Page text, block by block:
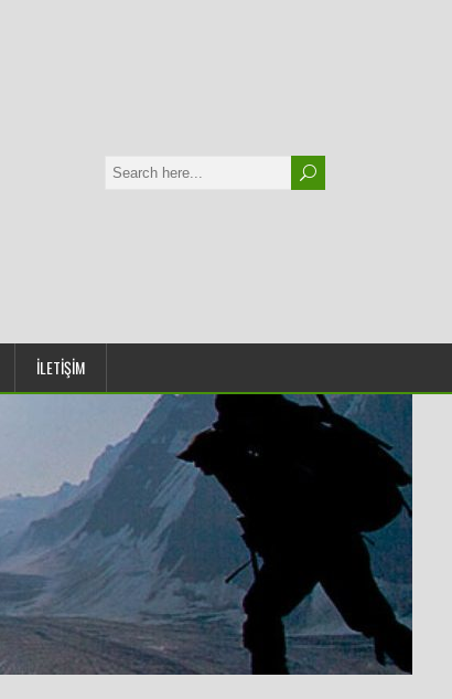
İLETİŞİM